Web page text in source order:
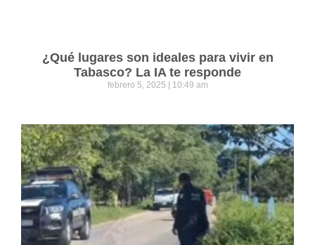
¿Qué lugares son ideales para vivir en
Tabasco? La IA te responde
febrero 5, 2025 10:49 am